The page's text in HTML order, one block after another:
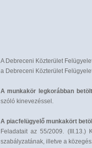
A Debreceni Közterület
a Debreceni Közterület
A munkakör legkorábban
szóló kinevezéssel.
A piacfelügyelő munkakört
Feladatait az 55/2009. (III.13.)
szabályzatának, illetve a